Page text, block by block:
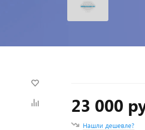
23 000
Нашли дешевле?